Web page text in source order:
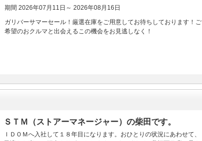
期間 2026年07月11日～ 2026年08月16日
ガリバーサマーセール！厳選在庫をご用意してお待ちしております！ご
希望のおクルマと出会えるこの機会をお見逃しなく！
ＳＴＭ（ストアーマネージャー）の柴田です。
ＩＤＯＭへ入社して１８年目になります。おひとりの状況にあわせて、